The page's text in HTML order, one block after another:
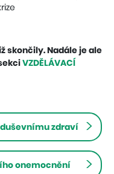
skončily. Nadále je ale
VZDĚLÁVACÍ
zdraví
onemocnění